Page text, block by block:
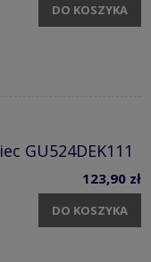
DO KOSZYKA
GU524DEK111
123,90 zł
DO KOSZYKA